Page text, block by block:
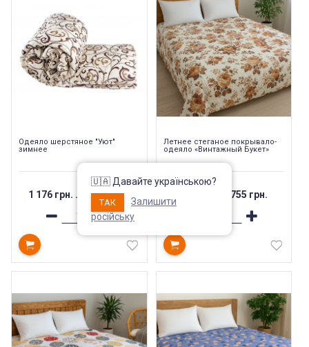
Одеяло шерстяное "Уют"
зимнее
1 176 грн. ... 1 461 грн.
Летнее стеганое покрывало-
одеяло «Винтажный Букет»
755 грн.
🇺🇦 Давайте українською?
ТАК
Залишити
російську